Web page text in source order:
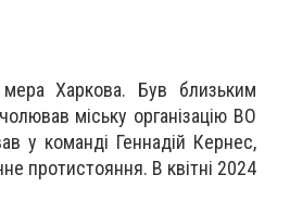
Харкова. Був близьким
міську організацію ВО
у команді Геннадій Кернес,
протистояння. В квітні 2024